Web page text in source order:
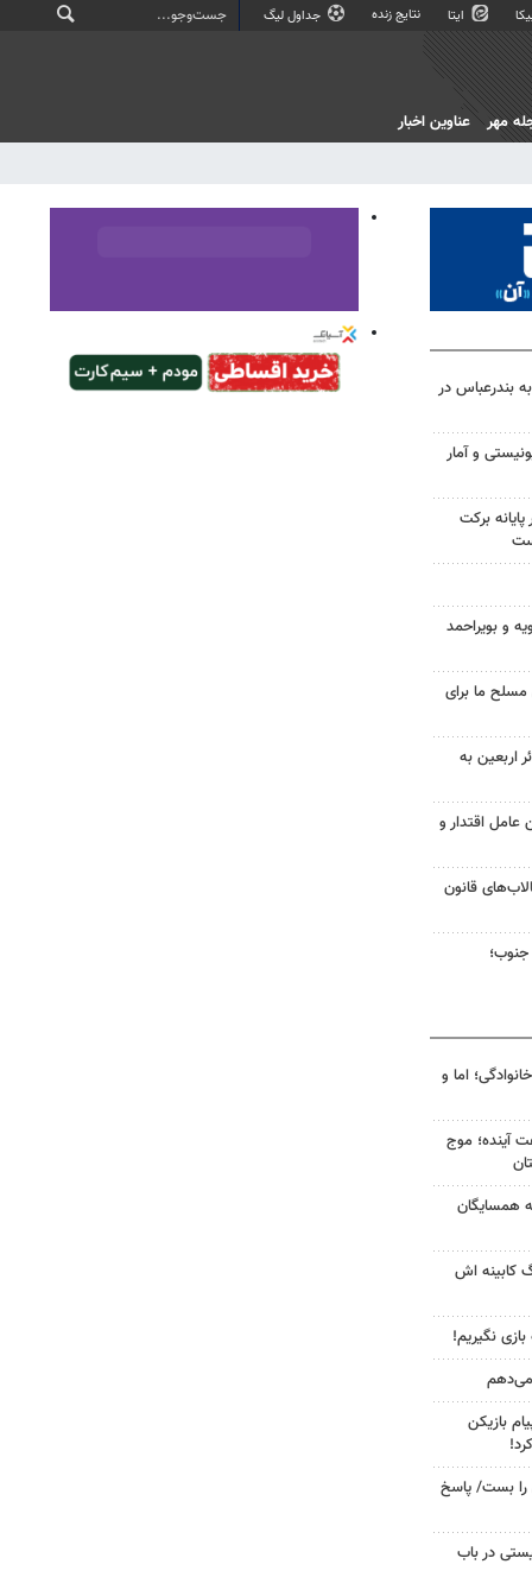
ایتا نتایج زنده جداول لیگ
مهر عناوین اخبار
بندرعباس در
و آمار
برکت
و بویراحمد
ما برای
۱۷ هزار زائر اربعین به
اقتدار و
قانون
اما و
کشور در ۷۲ ساعت آینده؛ موج
همسایگان
کابینه اش
بازی نگیریم!
می‌دهم
بازیکن
را بست/ پاسخ
در باب